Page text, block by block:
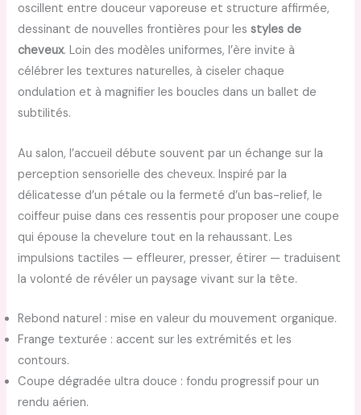
oscillent entre douceur vaporeuse et structure affirmée,
dessinant de nouvelles frontières pour lesstyles de
cheveux. Loin des modèles uniformes, l’ère invite à
célébrer les textures naturelles, à ciseler chaque
ondulation et à magnifier les boucles dans un ballet de
subtilités.
Au salon, l’accueil débute souvent par un échange sur la
perception sensorielle des cheveux. Inspiré par la
délicatesse d’un pétale ou la fermeté d’un bas-relief, le
coiffeur puise dans ces ressentis pour proposer une coupe
qui épouse la chevelure tout en la rehaussant. Les
impulsions tactiles — effleurer, presser, étirer — traduisent
la volonté de révéler un paysage vivant sur la tête.
Rebond naturel : mise en valeur du mouvement organique.
Frange texturée : accent sur les extrémités et les
contours.
Coupe dégradée ultra douce : fondu progressif pour un
rendu aérien.